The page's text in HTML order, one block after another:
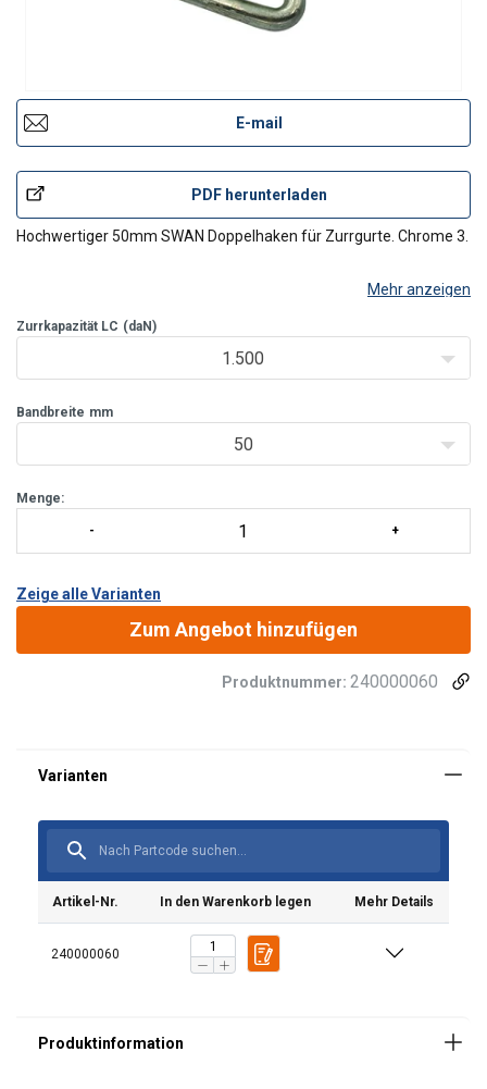
E-mail
PDF herunterladen
Hochwertiger 50mm SWAN Doppelhaken für Zurrgurte. Chrome 3.
Mehr anzeigen
Zurrkapazität LC (daN)
1.500
Bandbreite mm
50
Menge:
Zeige alle Varianten
Zum Angebot hinzufügen
Produktnummer: 240000060
Artikel-Nr. In den Warenkorb legen Mehr Details
240000060